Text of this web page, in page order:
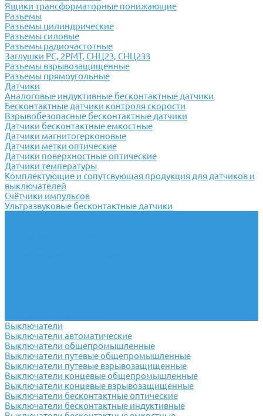
Ящики трансформаторные понижающие
Разъемы
Разъемы цилиндрические
Разъемы силовые
Разъемы радиочастотные
Заглушки РС, 2РМТ, СНЦ23, СНЦ233
Разъемы взрывозащищенные
Разъемы прямоугольные
Датчики
Аналоговые индуктивные бесконтактные датчики
Бесконтактные датчики контроля скорости
Взрывобезопасные бесконтактные датчики
Датчики бесконтактные емкостные
Датчики магнитогерконовые
Датчики метки оптические
Датчики поверхностные оптические
Датчики температуры
Комплектующие и сопутсвующая продукция для датчиков и
выключателей
Счётчики импульсов
Ультразвуковые бесконтактные датчики
Выключатели
Выключатели автоматические
Выключатели общепромышленные
Выключатели путевые общепромышленные
Выключатели путевые взрывозащищенные
Выключатели концевые общепромышленные
Выключатели концевые взрывозащищенные
Выключатели бесконтактные оптические
Выключатели бесконтактные индуктивные